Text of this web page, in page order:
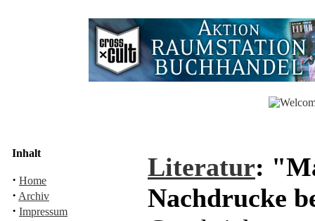
Inhalt
· Home
· Archiv
· Impressum
Literatur:
Nachdrucke